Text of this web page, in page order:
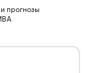
прогнозы